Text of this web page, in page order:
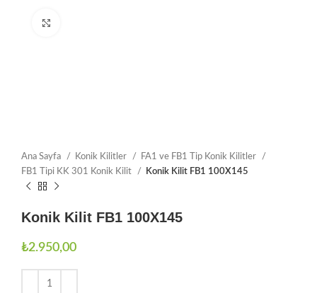
Ana Sayfa Konik Kilitler
FA1 ve FB1 Tip Konik Kilitler
FB1 Tipi KK 301 Konik Kilit
Konik Kilit FB1 100X145
Konik Kilit FB1 100X145
₺2.950,00